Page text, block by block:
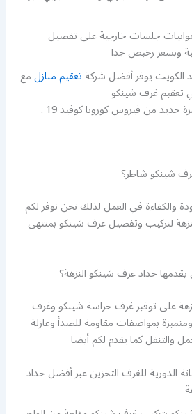
جلسات خارجية على تفصيل
وبسعر رخيص جدا
يوفر أفضل شركةتعقيم منازلمع
تعقيم غرف شينكو
حديد من فيروس كورونا كوفيد 19 .
شينكو شاطر؟
والكفاءة في العمل لذلك نحن نوفر لكم
لتركيب وتفصيل غرف شينكو بمنتهى
حداد غرف شينكو النزهة؟
على توفير غرف حراسة شينكو وغرف
بمواصفات مقاومة للصدأ وعازلة
والتنقل كما يقدم لكم أيضا
الدورية للغرف التخزين عبر أفضل حداد